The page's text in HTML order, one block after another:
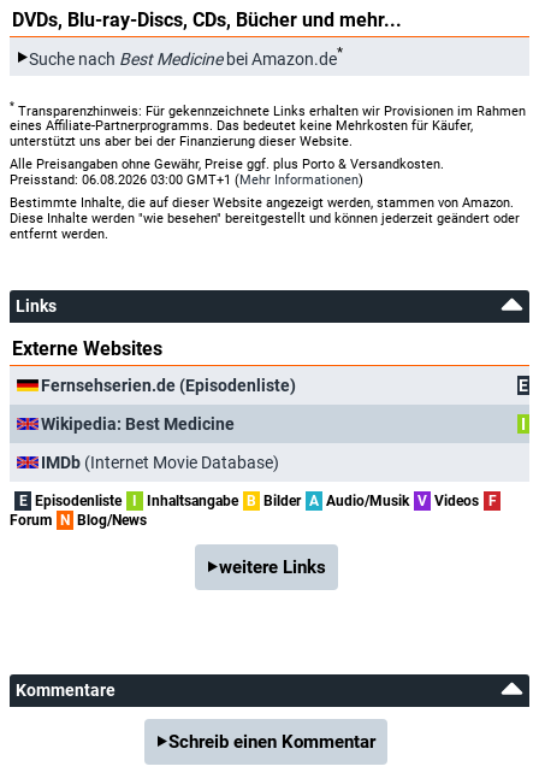
DVDs, Blu-ray-Discs, CDs, Bücher und mehr...
Suche nach Best Medicinebei Amazon.de*
* Transparenzhinweis: Für gekennzeichnete Links erhalten wir Provisionen im Rahmen
eines Affiliate-Partnerprogramms. Das bedeutet keine Mehrkosten für Käufer,
unterstützt uns aber bei der Finanzierung dieser Website.
Alle Preisangaben ohne Gewähr, Preise ggf. plus Porto & Versandkosten.
Preisstand: 06.08.2026 03:00 GMT+1 (Mehr Informationen)
Bestimmte Inhalte, die auf dieser Website angezeigt werden, stammen von Amazon.
Diese Inhalte werden "wie besehen" bereitgestellt und können jederzeit geändert oder
entfernt werden.
Links
Externe Websites
Fernsehserien.de (Episodenliste)
E
Wikipedia: Best Medicine
I
IMDb (Internet Movie Database)
E Episodenliste Inhaltsangabe B Bilder A Audio/Musik V Videos
F
Forum
N Blog/News
weitere Links
Kommentare
Schreib einen Kommentar